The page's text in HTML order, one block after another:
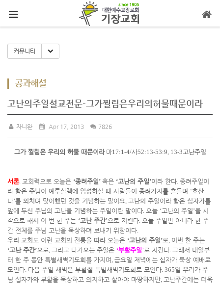
커뮤니티 Toggle Dropdown
공과해설
고난의주일설교전문-그가찔림은우리의허물때문이라
자니완 Apr 17, 2013 7826
그가 찔림은 우리의 허물 때문이라 마17:1-4/사52:13-53:9, 13-3고난주일
서론. 교회력으로 오늘은 ‘종려주일’ 혹은 ‘고난의 주일’이라 한다. 종려주일이
라 함은 주님이 예루살렘에 입성하실 때 사람들이 종려가지를 흔들며 ‘호산
나’를 외치며 맞이했던 것을 기념하는 말이요, 고난의 주일이라 함은 십자가를
앞에 두신 주님의 고난을 기념하는 주일이란 말이다. 오늘 ‘고난의 주일’을 시
작으로 해서 이 번 한 주는 ‘고난 주간’으로 지킨다. 오늘 주일만 아니라 한 주
간 전체를 주님 고난을 묵상하며 보내기 위함이다.
우리 교회도 이런 교회의 전통을 따라 오늘은 ‘고난의 주일’로, 이번 한 주는
‘고난 주간’으로, 그리고 다가오는 주일은 ‘부활주일’로 지킨다. 그래서 내일부
터 한 주 동안 특별새벽기도회를 가지며 , 금요일 저녁에는 십자가 묵상 예배로
모인다. 다음 주일 새벽은 부활절 특별새벽기도회로 모인다. 365일 우리가 주
님 십자가와 부활을 묵상하고 의지하고 살아야 마땅하지만, 고난주간에는 더욱